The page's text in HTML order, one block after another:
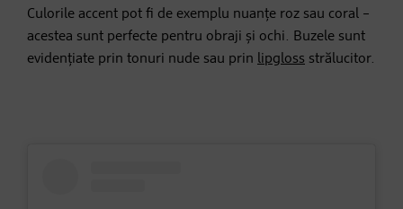
Culorile accent pot fi de exemplu nuanțe roz sau coral –
acestea sunt perfecte pentru obraji și ochi. Buzele sunt
evidențiate prin tonuri nude sau prin lipgloss strălucitor.